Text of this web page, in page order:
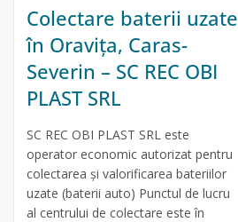
Colectare baterii uzate
în Oravița, Caras-
Severin – SC REC OBI
PLAST SRL
SC REC OBI PLAST SRL este
operator economic autorizat pentru
colectarea și valorificarea bateriilor
uzate (baterii auto) Punctul de lucru
al centrului de colectare este în